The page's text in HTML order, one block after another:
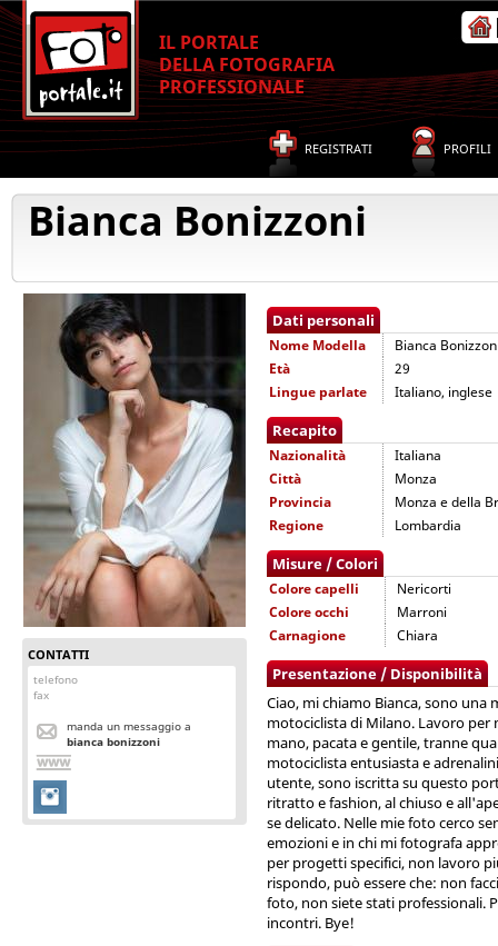
IL PORTALE
DELLA FOTOGRAFIA
PROFESSIONALE
REGISTRATI PROFILI
Bianca Bonizzoni
CONTATTI
telefono
fax
manda un messaggio a
bianca bonizzoni
Dati personali
Nome Modella
Bianca
Età
29
Lingue parlate
Italiano, inglese
Recapito
Nazionalità
Italiana
Città
Monza
Provincia
Monza e della
Regione
Lombardia
Misure / Colori
Colore capelli
Nericorti
Colore occhi
Marroni
Carnagione
Chiara
Presentazione / Disponibilità
Ciao, mi chiamo Bianca, sono una
motociclista di Milano. Lavoro per
mano, pacata e gentile, tranne
motociclista entusiasta e
utente, sono iscritta su questo
ritratto e fashion, al chiuso e
se delicato. Nelle mie foto cerco
emozioni e in chi mi fotografa
per progetti specifici, non lavoro
rispondo, può essere che: non
foto, non siete stati professionali.
incontri. Bye!